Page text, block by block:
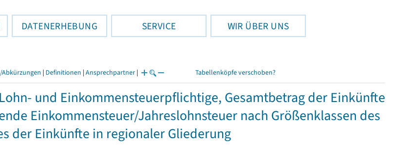
DATENERHEBUNG SERVICE WIR ÜBER UNS
| Definitionen | Ansprechpartner | Tabellenköpfe verschoben?
und Einkommensteuerpflichtige, Gesamtbetrag der Einkünfte
Einkommensteuer/Jahreslohnsteuer nach Größenklassen des
der Einkünfte in regionaler Gliederung